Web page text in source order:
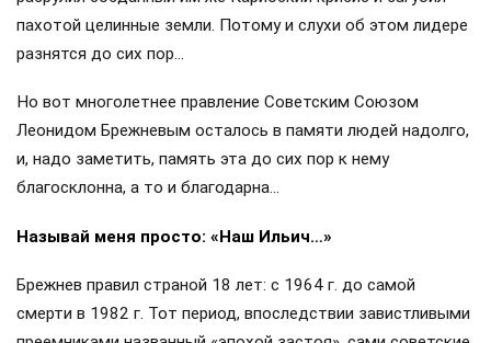
пахотой целинные земли. Потому и слухи об этом лидере
разнятся до сих пор…
Но вот многолетнее правление Советским Союзом
Леонидом Брежневым осталось в памяти людей надолго,
и, надо заметить, память эта до сих пор к нему
благосклонна, а то и благодарна…
Называй меня просто: «Наш Ильич…»
Брежнев правил страной 18 лет: с 1964 г. до самой
смерти в 1982 г. Тот период, впоследствии завистливыми